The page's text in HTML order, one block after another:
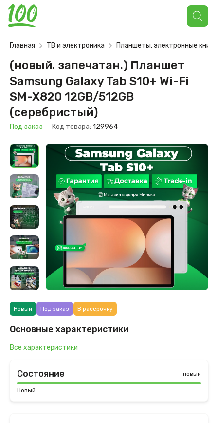
Поиск
товаров
Главная ТВ и электроника Планшеты, электронные книги
(новый. запечатан.) Планшет
Samsung Galaxy Tab S10+ Wi-Fi
SM-X820 12GB/512GB
(серебристый)
Под заказ Код товара: 129964
Новый Под заказ В рассрочку
Основные характеристики
Все характеристики
Состояние новый
Новый